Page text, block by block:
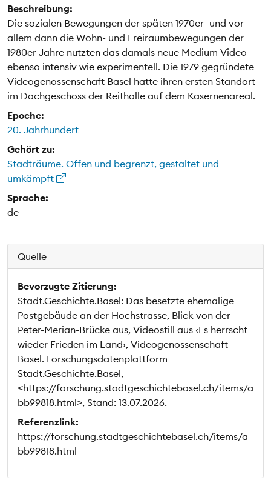
Beschreibung:
Die sozialen Bewegungen der späten 1970er- und vor
allem dann die Wohn- und Freiraumbewegungen der
1980er-Jahre nutzten das damals neue Medium Video
ebenso intensiv wie experimentell. Die 1979 gegründete
Videogenossenschaft Basel hatte ihren ersten Standort
im Dachgeschoss der Reithalle auf dem Kasernenareal.
Epoche:
20. Jahrhundert
Gehört zu:
Stadträume. Offen und begrenzt, gestaltet und
umkämpft
Sprache:
de
Quelle
Bevorzugte Zitierung:
Stadt.Geschichte.Basel: Das besetzte ehemalige
Postgebäude an der Hochstrasse, Blick von der
Peter-Merian-Brücke aus, Videostill aus ‹Es herrscht
wieder Frieden im Land›, Videogenossenschaft
Basel. Forschungsdatenplattform
Stadt.Geschichte.Basel,
<https://forschung.stadtgeschichtebasel.ch/items/a
bb99818.html>, Stand: 13.07.2026.
Referenzlink:
https://forschung.stadtgeschichtebasel.ch/items/a
bb99818.html